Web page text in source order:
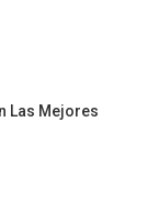
Las Mejores